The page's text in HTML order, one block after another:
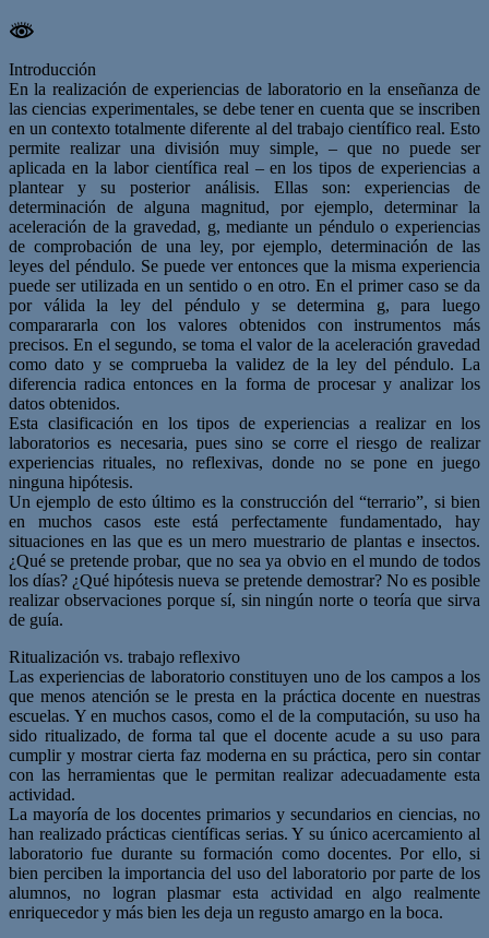
Introducción
En la realización de experiencias de laboratorio en la enseñanza de
las ciencias experimentales, se debe tener en cuenta que se inscriben
en un contexto totalmente diferente al del trabajo científico real. Esto
permite realizar una división muy simple, – que no puede ser
aplicada en la labor científica real – en los tipos de experiencias a
plantear y su posterior análisis. Ellas son: experiencias de
determinación de alguna magnitud, por ejemplo, determinar la
aceleración de la gravedad, g, mediante un péndulo o experiencias
de comprobación de una ley, por ejemplo, determinación de las
leyes del péndulo. Se puede ver entonces que la misma experiencia
puede ser utilizada en un sentido o en otro. En el primer caso se da
por válida la ley del péndulo y se determina g, para luego
comparararla con los valores obtenidos con instrumentos más
precisos. En el segundo, se toma el valor de la aceleración gravedad
como dato y se comprueba la validez de la ley del péndulo. La
diferencia radica entonces en la forma de procesar y analizar los
datos obtenidos.
Esta clasificación en los tipos de experiencias a realizar en los
laboratorios es necesaria, pues sino se corre el riesgo de realizar
experiencias rituales, no reflexivas, donde no se pone en juego
ninguna hipótesis.
Un ejemplo de esto último es la construcción del “terrario”, si bien
en muchos casos este está perfectamente fundamentado, hay
situaciones en las que es un mero muestrario de plantas e insectos.
¿Qué se pretende probar, que no sea ya obvio en el mundo de todos
los días? ¿Qué hipótesis nueva se pretende demostrar? No es posible
realizar observaciones porque sí, sin ningún norte o teoría que sirva
de guía.
Ritualización vs. trabajo reflexivo
Las experiencias de laboratorio constituyen uno de los campos a los
que menos atención se le presta en la práctica docente en nuestras
escuelas. Y en muchos casos, como el de la computación, su uso ha
sido ritualizado, de forma tal que el docente acude a su uso para
cumplir y mostrar cierta faz moderna en su práctica, pero sin contar
con las herramientas que le permitan realizar adecuadamente esta
actividad.
La mayoría de los docentes primarios y secundarios en ciencias, no
han realizado prácticas científicas serias. Y su único acercamiento al
laboratorio fue durante su formación como docentes. Por ello, si
bien perciben la importancia del uso del laboratorio por parte de los
alumnos, no logran plasmar esta actividad en algo realmente
enriquecedor y más bien les deja un regusto amargo en la boca.